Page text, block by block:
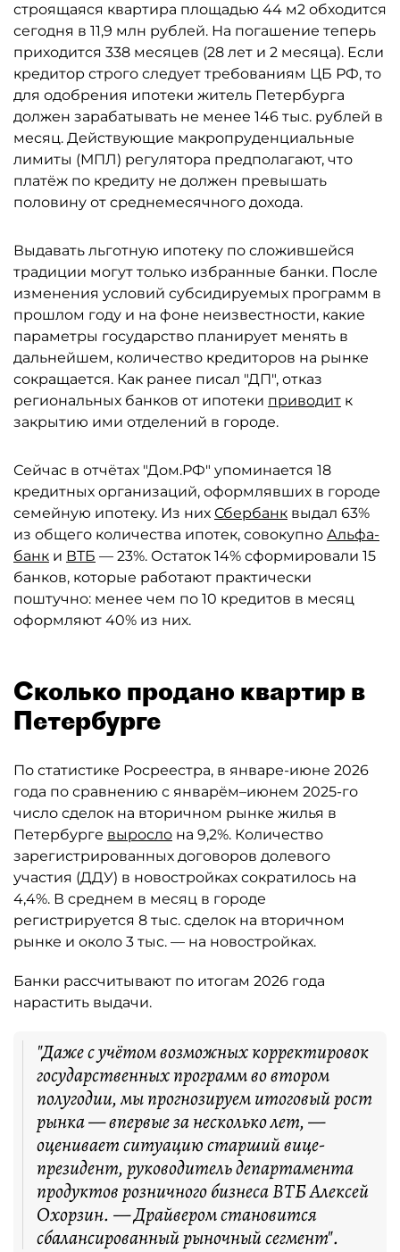
строящаяся квартира площадью 44 м2 обходится
сегодня в 11,9 млн рублей. На погашение теперь
приходится 338 месяцев (28 лет и 2 месяца). Если
кредитор строго следует требованиям ЦБ РФ, то
для одобрения ипотеки житель Петербурга
должен зарабатывать не менее 146 тыс. рублей в
месяц. Действующие макропруденциальные
лимиты (МПЛ) регулятора предполагают, что
платёж по кредиту не должен превышать
половину от среднемесячного дохода.
Выдавать льготную ипотеку по сложившейся
традиции могут только избранные банки. После
изменения условий субсидируемых программ в
прошлом году и на фоне неизвестности, какие
параметры государство планирует менять в
дальнейшем, количество кредиторов на рынке
сокращается. Как ранее писал "ДП", отказ
региональных банков от ипотеки приводит к
закрытию ими отделений в городе.
Сейчас в отчётах "Дом.РФ" упоминается 18
кредитных организаций, оформлявших в городе
семейную ипотеку. Из них Сбербанк выдал 63%
из общего количества ипотек, совокупно Альфа-
банк и ВТБ — 23%. Остаток 14% сформировали 15
банков, которые работают практически
поштучно: менее чем по 10 кредитов в месяц
оформляют 40% из них.
Сколько продано квартир в
Петербурге
По статистике Росреестра, в январе-июне 2026
года по сравнению с январём–июнем 2025-го
число сделок на вторичном рынке жилья в
Петербурге выросло на 9,2%. Количество
зарегистрированных договоров долевого
участия (ДДУ) в новостройках сократилось на
4,4%. В среднем в месяц в городе
регистрируется 8 тыс. сделок на вторичном
рынке и около 3 тыс. — на новостройках.
Банки рассчитывают по итогам 2026 года
нарастить выдачи.
"Даже с учётом возможных корректировок
государственных программ во втором
полугодии, мы прогнозируем итоговый рост
рынка — впервые за несколько лет, —
оценивает ситуацию старший вице-
президент, руководитель департамента
продуктов розничного бизнеса ВТБ Алексей
Охорзин. — Драйвером становится
сбалансированный рыночный сегмент".